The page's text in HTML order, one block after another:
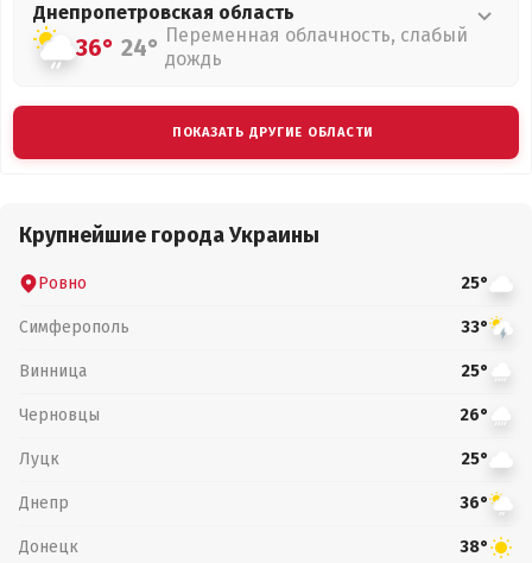
Днепропетровская область
36° 24° Переменная облачность, слабый
дождь
ПОКАЗАТЬ ДРУГИЕ ОБЛАСТИ
Крупнейшие города Украины
Ровно 25°
Симферополь 33°
Винница 25°
Черновцы 26°
Луцк 25°
Днепр 36°
Донецк 38°